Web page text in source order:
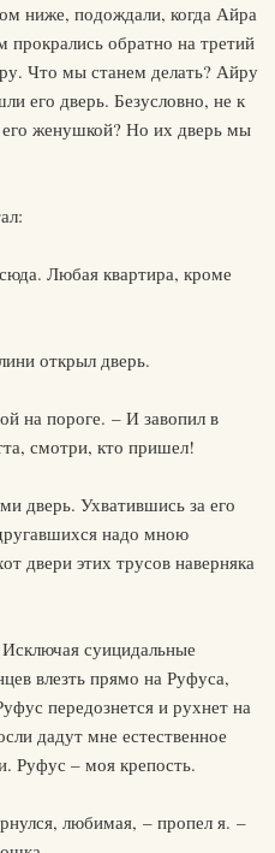
ниже, подождали, когда Айра
обратно на третий
Что мы станем делать? Айру
его дверь. Безусловно, не к
женушкой? Но их дверь мы
Любая квартира, кроме
открыл дверь.
на пороге. – И завопил в
смотри, кто пришел!
дверь. Ухватившись за его
надо мною
двери этих трусов наверняка
суицидальные
влезть прямо на Руфуса,
передознется и рухнет на
дадут мне естественное
Руфус – моя крепость.
любимая, – пропел я. –